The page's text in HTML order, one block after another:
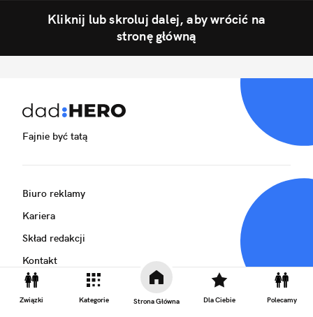
Związki Kategorie Strona Główna Dla Ciebie Polecamy
Kliknij lub skroluj dalej, aby wrócić na
stronę główną
Fajnie być tatą
Biuro reklamy
Kariera
Skład redakcji
Kontakt
Rozrywka
Newsroom